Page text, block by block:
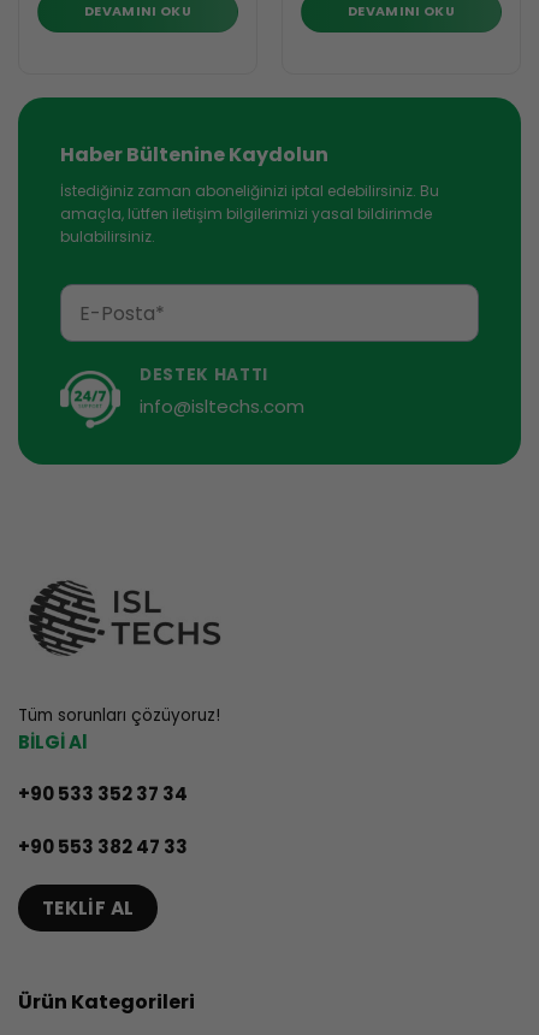
DEVAMINI OKU DEVAMINI OKU
Haber Bültenine Kaydolun
İstediğiniz zaman aboneliğinizi iptal edebilirsiniz. Bu
amaçla, lütfen iletişim bilgilerimizi yasal bildirimde
bulabilirsiniz.
DESTEK HATTI
info@isltechs.com
Tüm sorunları çözüyoruz!
BİLGİ Al
+90 533 352 37 34
+90 553 382 47 33
TEKLIF AL
Ürün Kategorileri